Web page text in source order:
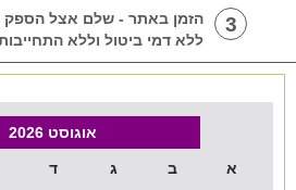
קבלו ייעוץ בחינם
קבוצת וואטסאפ-ספקים עונים LIVE
שירות אישי בקליק
3
הזמן באתר - שלם אצל הספק
ללא דמי ביטול וללא
אוגוסט 2026
א ב ג ד